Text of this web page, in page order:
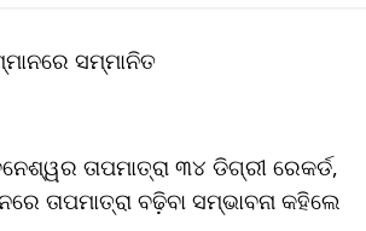
ସମ୍ମାନିତ
ତାପମାତ୍ରା ୩୪ ଡିଗ୍ରୀ ରେକର୍ଡ,
ତାପମାତ୍ରା ବଢ଼ିବା ସମ୍ଭାବନା କହିଲେ